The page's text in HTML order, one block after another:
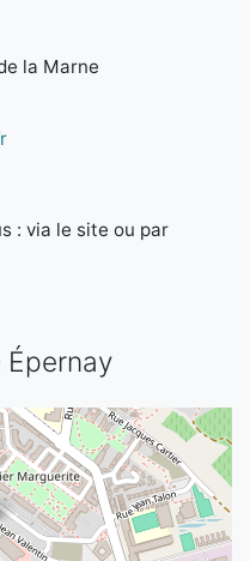
la Marne
: via le site ou par
Épernay